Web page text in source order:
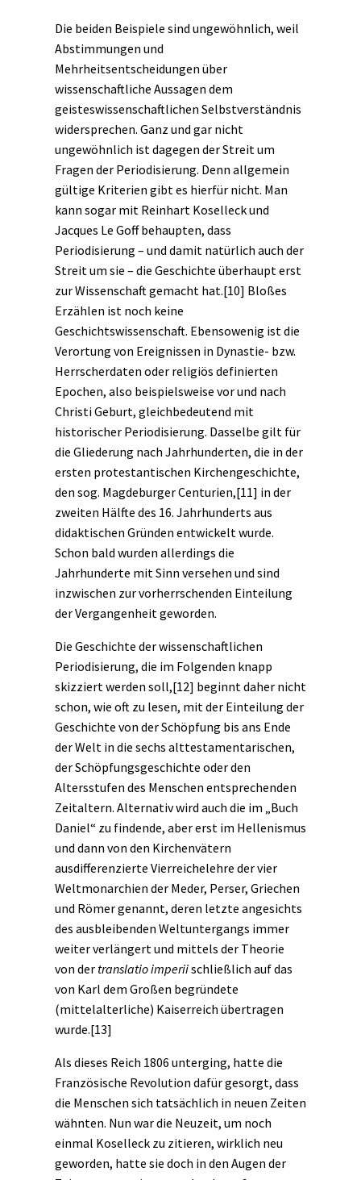
Die beiden Beispiele sind ungewöhnlich, weil
Abstimmungen und
Mehrheitsentscheidungen über
wissenschaftliche Aussagen dem
geisteswissenschaftlichen Selbstverständnis
widersprechen. Ganz und gar nicht
ungewöhnlich ist dagegen der Streit um
Fragen der Periodisierung. Denn allgemein
gültige Kriterien gibt es hierfür nicht. Man
kann sogar mit Reinhart Koselleck und
Jacques Le Goff behaupten, dass
Periodisierung – und damit natürlich auch der
Streit um sie – die Geschichte überhaupt erst
zur Wissenschaft gemacht hat.[10] Bloßes
Erzählen ist noch keine
Geschichtswissenschaft. Ebensowenig ist die
Verortung von Ereignissen in Dynastie- bzw.
Herrscherdaten oder religiös definierten
Epochen, also beispielsweise vor und nach
Christi Geburt, gleichbedeutend mit
historischer Periodisierung. Dasselbe gilt für
die Gliederung nach Jahrhunderten, die in der
ersten protestantischen Kirchengeschichte,
den sog. Magdeburger Centurien,[11] in der
zweiten Hälfte des 16. Jahrhunderts aus
didaktischen Gründen entwickelt wurde.
Schon bald wurden allerdings die
Jahrhunderte mit Sinn versehen und sind
inzwischen zur vorherrschenden Einteilung
der Vergangenheit geworden.
Die Geschichte der wissenschaftlichen
Periodisierung, die im Folgenden knapp
skizziert werden soll,[12] beginnt daher nicht
schon, wie oft zu lesen, mit der Einteilung der
Geschichte von der Schöpfung bis ans Ende
der Welt in die sechs alttestamentarischen,
der Schöpfungsgeschichte oder den
Altersstufen des Menschen entsprechenden
Zeitaltern. Alternativ wird auch die im „Buch
Daniel“ zu findende, aber erst im Hellenismus
und dann von den Kirchenvätern
ausdifferenzierte Vierreichelehre der vier
Weltmonarchien der Meder, Perser, Griechen
und Römer genannt, deren letzte angesichts
des ausbleibenden Weltuntergangs immer
weiter verlängert und mittels der Theorie
von der translatio imperiischließlich auf das
von Karl dem Großen begründete
(mittelalterliche) Kaiserreich übertragen
wurde.[13]
Als dieses Reich 1806 unterging, hatte die
Französische Revolution dafür gesorgt, dass
die Menschen sich tatsächlich in neuen Zeiten
wähnten. Nun war die Neuzeit, um noch
einmal Koselleck zu zitieren, wirklich neu
geworden, hatte sie doch in den Augen der